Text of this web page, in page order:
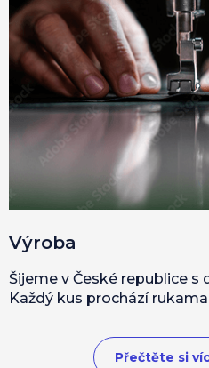
Výroba
Šijeme v České republice s
Každý kus prochází
Přečtěte si